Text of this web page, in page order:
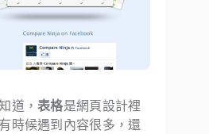
道，表格是網頁設計裡
時候遇到內容很多，還